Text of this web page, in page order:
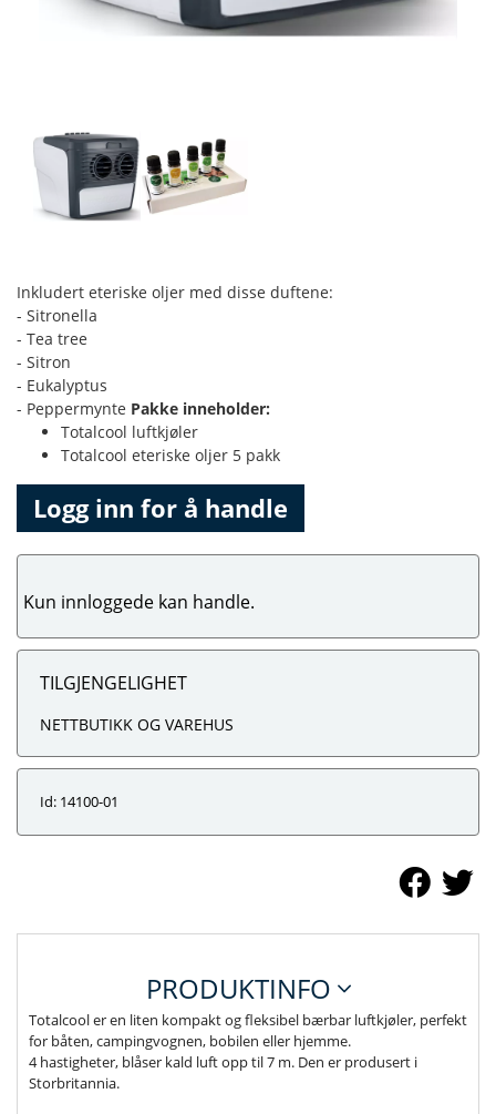
Inkludert eteriske oljer med disse duftene:
- Sitronella
- Tea tree
- Sitron
- Eukalyptus
- Peppermynte Pakke inneholder:
Totalcool luftkjøler
Totalcool eteriske oljer 5 pakk
Logg inn for å handle
Kun innloggede kan handle.
TILGJENGELIGHET
NETTBUTIKK OG VAREHUS
Id: 14100-01
PRODUKTINFO
Totalcool er en liten kompakt og fleksibel bærbar luftkjøler, perfekt
for båten, campingvognen, bobilen eller hjemme.
4 hastigheter, blåser kald luft opp til 7 m. Den er produsert i
Storbritannia.